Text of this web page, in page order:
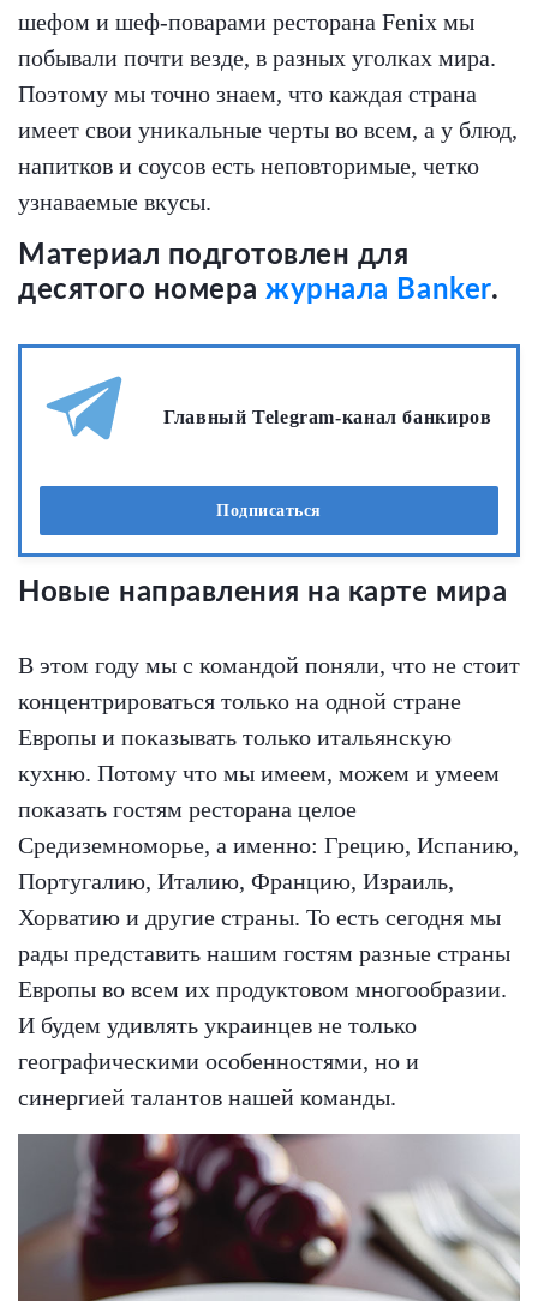
шефом и шеф-поварами ресторана Fenix мы
побывали почти везде, в разных уголках мира.
Поэтому мы точно знаем, что каждая страна
имеет свои уникальные черты во всем, а у блюд,
напитков и соусов есть неповторимые, четко
узнаваемые вкусы.
Материал подготовлен для
десятого номеражурнала Banker.
Главный Telegram-канал банкиров
Подписаться
Новые направления на карте мира
В этом году мы с командой поняли, что не стоит
концентрироваться только на одной стране
Европы и показывать только итальянскую
кухню. Потому что мы имеем, можем и умеем
показать гостям ресторана целое
Средиземноморье, а именно: Грецию, Испанию,
Португалию, Италию, Францию, Израиль,
Хорватию и другие страны. То есть сегодня мы
рады представить нашим гостям разные страны
Европы во всем их продуктовом многообразии.
И будем удивлять украинцев не только
географическими особенностями, но и
синергией талантов нашей команды.